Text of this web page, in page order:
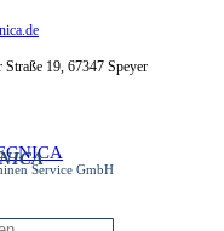
19, 67347 Speyer
Service GmbH